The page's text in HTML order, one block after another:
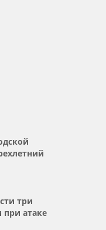
три
при атаке